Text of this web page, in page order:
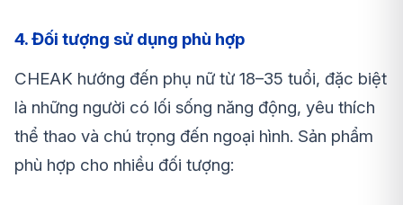
4. Đối tượng sử dụng phù hợp
CHEAK hướng đến phụ nữ từ 18–35 tuổi, đặc biệt
là những người có lối sống năng động, yêu thích
thể thao và chú trọng đến ngoại hình. Sản phẩm
phù hợp cho nhiều đối tượng: